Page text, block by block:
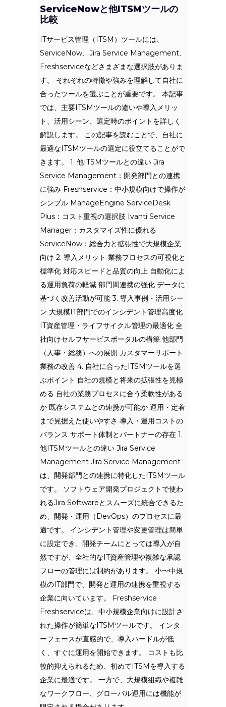
ServiceNowと他ITSMツールの
比較
ITサービス管理（ITSM）ツールには、
ServiceNow、Jira Service Management、
Freshserviceなどさまざまな選択肢がありま
す。 それぞれの特徴や強みを理解して自社に
合ったツールを選ぶことが重要です。 本記事
では、主要ITSMツールの違いや導入メリッ
ト、活用シーン、選定時のポイントを詳しく
解説します。 この記事を読むことで、自社に
最適なITSMツールの選定に役立てることがで
きます。 1. 他ITSMツールとの違い Jira
Service Management：開発部門との連携
に強み Freshservice：中小規模向けで操作が
シンプル ManageEngine ServiceDesk
Plus：コスト重視の選択肢 Ivanti Service
Manager：カスタマイズ性に優れる
ServiceNow：総合力と拡張性で大規模企業
向け 2. 導入メリット 業務プロセスの可視化と
標準化 対応スピードと品質の向上 自動化によ
る運用負荷の軽減 部門間連携の強化 データに
基づく改善活動が可能 3. 導入事例・活用シー
ン 大規模IT部門でのインシデント管理高度化
IT資産管理・ライフサイクル管理の最適化 全
社向けセルフサービスポータルの構築 他部門
（人事・総務）への展開 カスタマーサポート
業務の改善 4. 自社に合ったITSMツールを選
ぶポイント 自社の規模と将来の拡張性を見極
める 自社の業務プロセスに合う柔軟性がある
か 既存システムとの連携が可能か 運用・定着
まで見据えた使いやすさ 導入・運用コストの
バランス サポート体制とパートナーの存在 1.
他ITSMツールとの違い Jira Service
Management Jira Service Management
は、開発部門との連携に特化したITSMツール
です。 ソフトウェア開発プロジェクトで使わ
れるJira Softwareとスムーズに統合できるた
め、開発・運用（DevOps）のプロセスに最
適です。 インシデント管理や変更管理は簡単
に設定でき、開発チームにとっては導入が自
然ですが、全社的なIT資産管理や複雑な承認
フローの管理には制約があります。 小〜中規
模のIT部門で、開発と運用の連携を重視する
企業に向いています。 Freshservice
Freshserviceは、中小規模企業向けに設計さ
れた操作が簡単なITSMツールです。 インタ
ーフェースが直感的で、導入ハードルが低
く、すぐに運用を開始できます。 コストも比
較的抑えられるため、初めてITSMを導入する
企業に最適です。 一方で、大規模組織や複雑
なワークフロー、グローバル運用には機能が